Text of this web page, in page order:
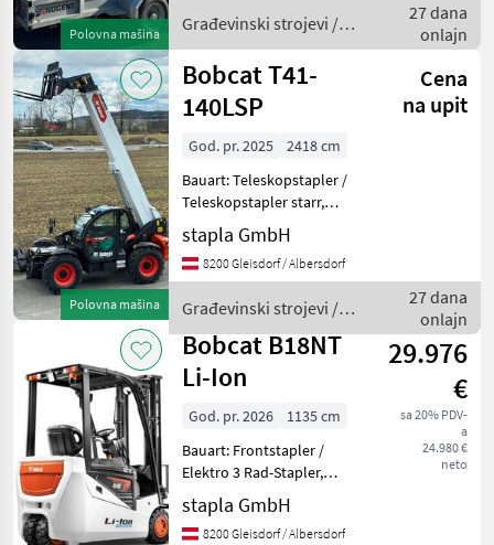
Polovna mašina
Građevinski strojevi /
Bobcat
27 dana
onlajn
Polovna mašina
Bobcat T41-
140LSP
Cena
na upit
God. pr. 2025
2418 cm
Bauart: Teleskopstapler /
Teleskopstapler starr,
Tragkraft: 4100kg, Hubhöhe:
13700mm, Bauhöhe:
2669mm, Gabellänge:
Luft , Bereifung hinten:
stapla GmbH
8200 Gleisdorf / Albersdorf
Građevinski strojevi /
Bobcat
27 dana
onlajn
Bobcat B18NT
Li-Ion
29.976
€
sa 20% PDV-
a
24.980 €
neto
God. pr. 2026
1135 cm
Bauart: Frontstapler /
Elektro 3 Rad-Stapler,
Tragkraft: 1800kg, Hubhöhe:
4500mm, Bauhöhe:
2155mm, Freihub: 1444mm,
stapla GmbH
8200 Gleisdorf / Albersdorf